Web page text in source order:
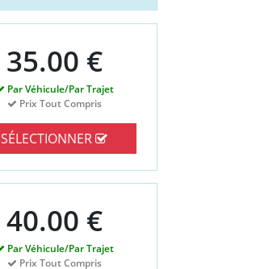
35.00 €
Par Véhicule/Par Trajet
Prix Tout Compris
SÉLECTIONNER
40.00 €
Par Véhicule/Par Trajet
Prix Tout Compris